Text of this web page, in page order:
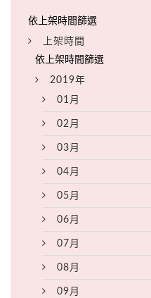
上架時間
2019年
01月
02月
03月
04月
05月
06月
07月
08月
09月